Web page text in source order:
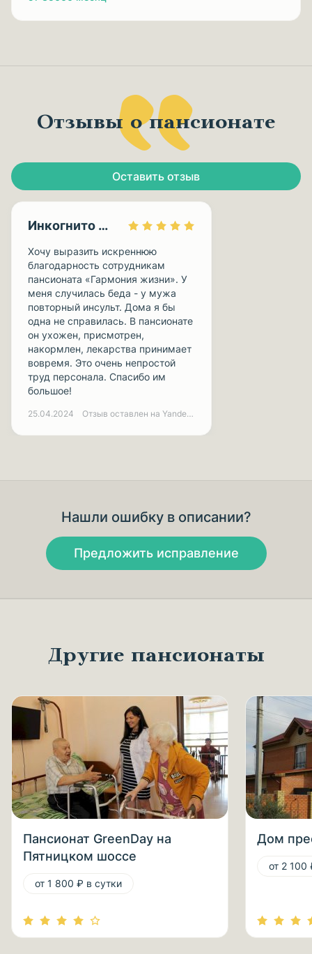
Отзывы о пансионате
Оставить отзыв
Инкогнито 0113
Хочу выразить искреннюю
благодарность сотрудникам
пансионата «Гармония жизни». У
меня случилась беда - у мужа
повторный инсульт. Дома я бы
одна не справилась. В пансионате
он ухожен, присмотрен,
накормлен, лекарства принимает
вовремя. Это очень непростой
труд персонала. Спасибо им
большое!
25.04.2024 Отзыв оставлен на Yandex.ru
Нашли ошибку в описании?
Предложить исправление
Другие пансионаты
Пансионат GreenDay на
Пятницком шоссе
от 1 800 ₽ в сутки
Дом
от 2 100